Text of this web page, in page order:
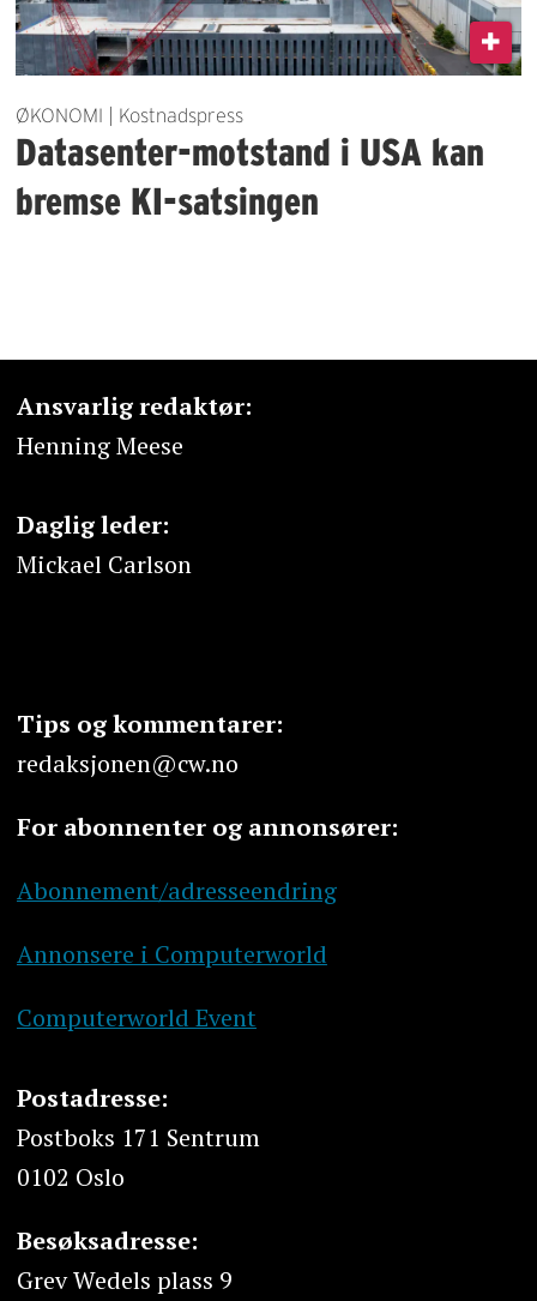
ØKONOMI | Kostnadspress
Datasenter-motstand i USA kan
bremse KI-satsingen
Ansvarlig redaktør:
Henning Meese
Daglig leder:
Mickael Carlson
Tips og kommentarer:
redaksjonen@cw.no
For abonnenter og annonsører:
Abonnement/adresseendring
Annonsere i Computerworld
Computerworld Event
Postadresse:
Postboks 171 Sentrum
0102 Oslo
Besøksadresse:
Grev Wedels plass 9